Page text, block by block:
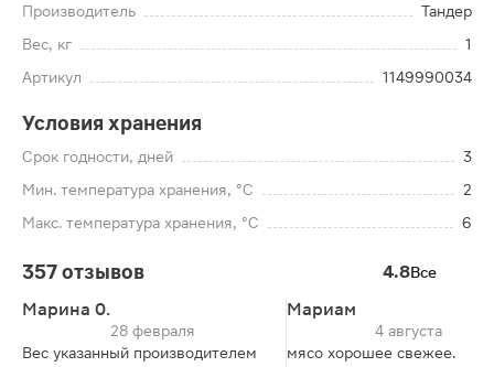
Производитель
Тандер
Вес, кг
1
Артикул
1149990034
Условия хранения
Срок годности, дней
3
Мин. температура хранения, °C
2
Макс. температура хранения, °C
6
357 отзывов 4.8Все
Марина 0.
28 февраля
Вес указанный производителем
Мариам
4 августа
мясо хорошее свежее.